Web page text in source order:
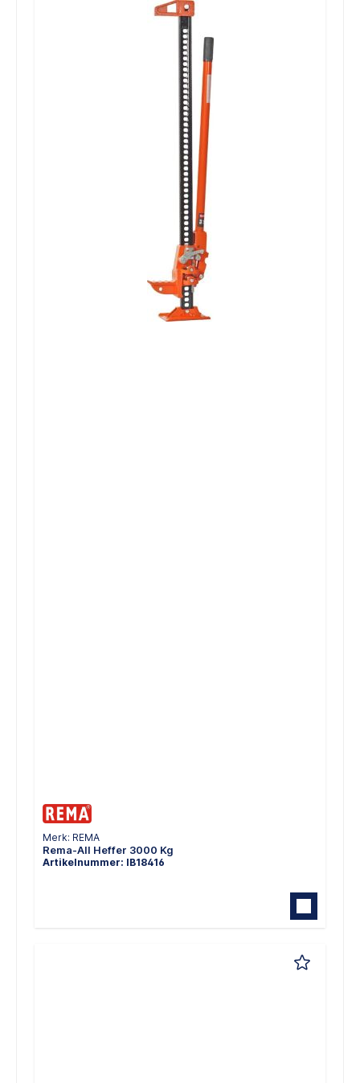
Merk: REMA
Rema-All Heffer 3000 Kg
Artikelnummer: IB18416